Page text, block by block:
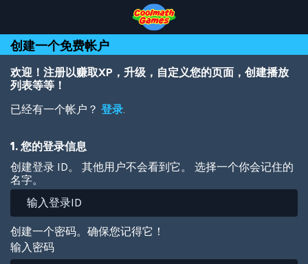
Top
of
Page
Navigation
Main
Content
Footer
到
主
要
内
容
创建一个免费帐户
欢迎！注册以赚取XP，升级，自定义您的页面，创建播放
列表等等！
已经有一个帐户？ 登录.
1. 您的登录信息
创建登录 ID。 其他用户不会看到它。 选择一个你会记住的
名字。
创建一个密码。确保您记得它！
输入密码